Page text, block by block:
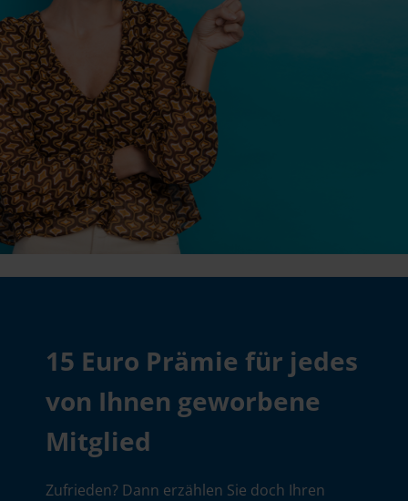
15 Euro Prämie für jedes
von Ihnen geworbene
Mitglied
Zufrieden? Dann erzählen Sie doch Ihren